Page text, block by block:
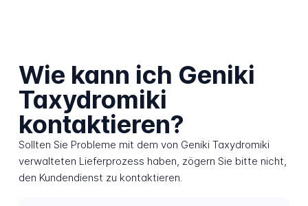
Wie kann ich Geniki
Taxydromiki
kontaktieren?
Sollten Sie Probleme mit dem von Geniki Taxydromiki
verwalteten Lieferprozess haben, zögern Sie bitte nicht,
den Kundendienst zu kontaktieren.